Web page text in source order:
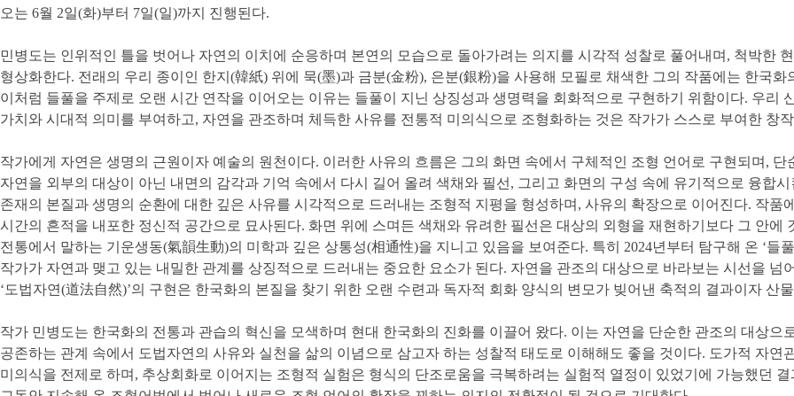
오는 6월 2일(화)부터 7일(일)까지 진행된다.
민병도는 인위적인 틀을 벗어나 자연의 이치에 순응하며 본연의 모습으로 돌아가려는 의지를 시각적 성찰로 풀어내며, 척박한
형상화한다. 전래의 우리 종이인 한지(韓紙) 위에 묵(墨)과 금분(金粉), 은분(銀粉)을 사용해 모필로 채색한 그의 작품에는 한국
이처럼 들풀을 주제로 오랜 시간 연작을 이어오는 이유는 들풀이 지닌 상징성과 생명력을 회화적으로 구현하기 위함이다. 우리
가치와 시대적 의미를 부여하고, 자연을 관조하며 체득한 사유를 전통적 미의식으로 조형화하는 것은 작가가 스스로 부여한 창
작가에게 자연은 생명의 근원이자 예술의 원천이다. 이러한 사유의 흐름은 그의 화면 속에서 구체적인 조형 언어로 구현되며,
자연을 외부의 대상이 아닌 내면의 감각과 기억 속에서 다시 길어 올려 색채와 필선, 그리고 화면의 구성 속에 유기적으로 융합
존재의 본질과 생명의 순환에 대한 깊은 사유를 시각적으로 드러내는 조형적 지평을 형성하며, 사유의 확장으로 이어진다. 작
시간의 흔적을 내포한 정신적 공간으로 묘사된다. 화면 위에 스며든 색채와 유려한 필선은 대상의 외형을 재현하기보다 그 안
전통에서 말하는 기운생동(氣韻生動)의 미학과 깊은 상통성(相通性)을 지니고 있음을 보여준다. 특히 2024년부터 탐구해 온 ‘들
작가가 자연과 맺고 있는 내밀한 관계를 상징적으로 드러내는 중요한 요소가 된다. 자연을 관조의 대상으로 바라보는 시선을
‘도법자연(道法自然)’의 구현은 한국화의 본질을 찾기 위한 오랜 수련과 독자적 회화 양식의 변모가 빚어낸 축적의 결과이자 산
작가 민병도는 한국화의 전통과 관습의 혁신을 모색하며 현대 한국화의 진화를 이끌어 왔다. 이는 자연을 단순한 관조의 대상
공존하는 관계 속에서 도법자연의 사유와 실천을 삶의 이념으로 삼고자 하는 성찰적 태도로 이해해도 좋을 것이다. 도가적 자
미의식을 전제로 하며, 추상회화로 이어지는 조형적 실험은 형식의 단조로움을 극복하려는 실험적 열정이 있었기에 가능했던